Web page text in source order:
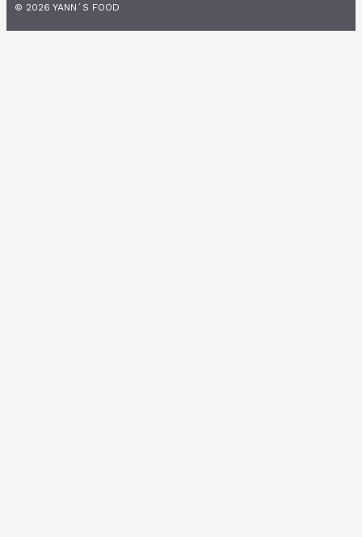
© 2026 YANN´S FOOD